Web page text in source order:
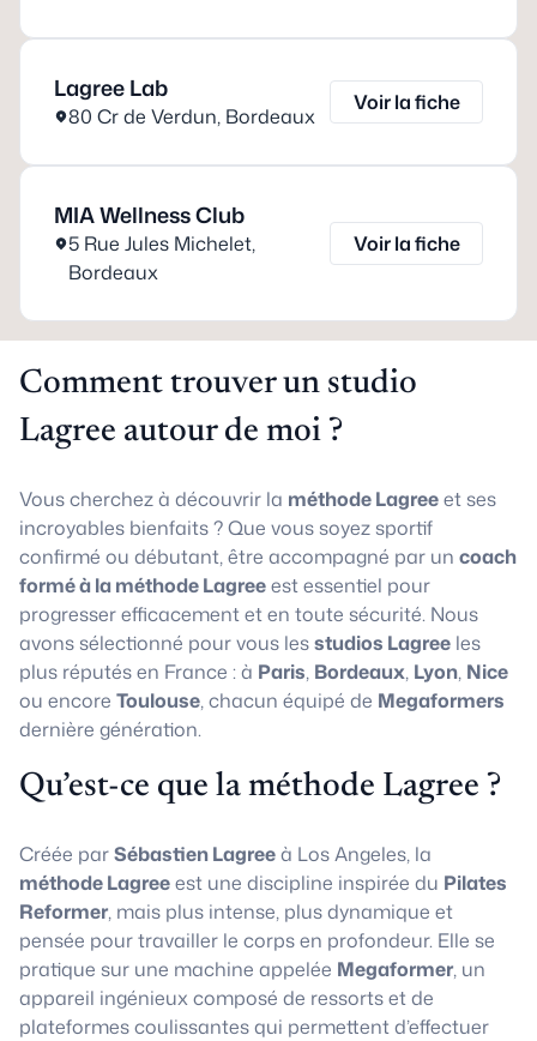
Lagree Lab
80 Cr de Verdun, Bordeaux
Voir la fiche
MIA Wellness Club
5 Rue Jules Michelet,
Bordeaux
Voir la fiche
Comment trouver un studio
Lagree autour de moi ?
Vous cherchez à découvrir la méthode Lagreeet ses
incroyables bienfaits ? Que vous soyez sportif
confirmé ou débutant, être accompagné par un coach
formé à la méthode Lagreeest essentiel pour
progresser efficacement et en toute sécurité. Nous
avons sélectionné pour vous lesstudios Lagree les
plus réputés en France : à Paris, Bordeaux, Lyon, Nice
ou encore Toulouse, chacun équipé de Megaformers
dernière génération.
Qu’est-ce que la méthode Lagree ?
Créée parSébastien Lagreeà Los Angeles, la
méthode Lagreeest une discipline inspirée du Pilates
Reformer, mais plus intense, plus dynamique et
pensée pour travailler le corps en profondeur. Elle se
pratique sur une machine appelée Megaformer, un
appareil ingénieux composé de ressorts et de
plateformes coulissantes qui permettent d’effectuer